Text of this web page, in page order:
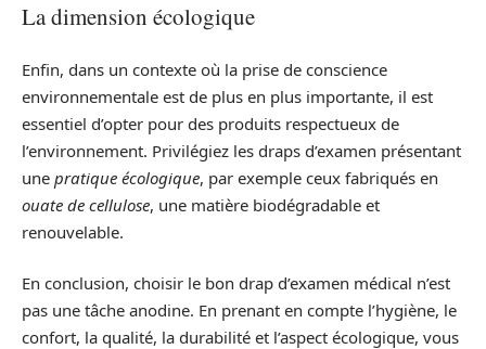
La dimension écologique
Enfin, dans un contexte où la prise de conscience
environnementale est de plus en plus importante, il est
essentiel d’opter pour des produits respectueux de
l’environnement. Privilégiez les draps d’examen présentant
une pratique écologique, par exemple ceux fabriqués en
ouate de cellulose, une matière biodégradable et
renouvelable.
En conclusion, choisir le bon drap d’examen médical n’est
pas une tâche anodine. En prenant en compte l’hygiène, le
confort, la qualité, la durabilité et l’aspect écologique, vous